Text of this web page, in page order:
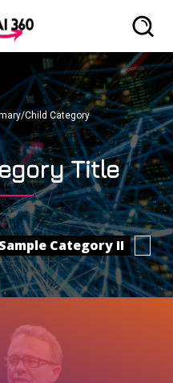
Child Category
Title
Sample Category II